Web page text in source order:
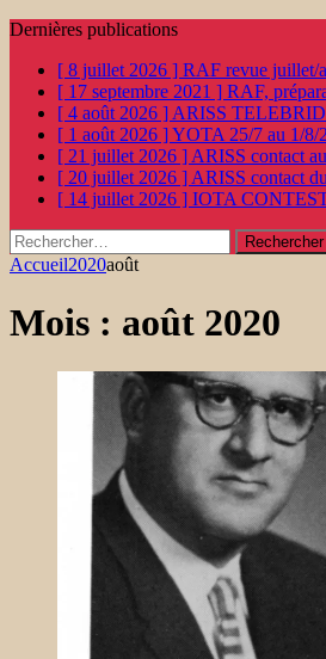
Dernières publications
[ 8 juillet 2026 ] RAF revue juillet/
[ 17 septembre 2021 ] RAF,
[ 4 août 2026 ] ARISS
[ 1 août 2026 ]YOTA 25/7 au 1/8/
[ 21 juillet 2026 ] ARISS contact
[ 20 juillet 2026 ] ARISS contact
[ 14 juillet 2026 ] IOTA
Rechercher :
Accueil2020août
Mois : août 2020